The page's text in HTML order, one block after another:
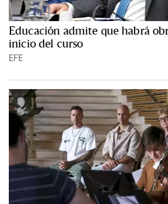
Educación admite que habrá
inicio del curso
EFE